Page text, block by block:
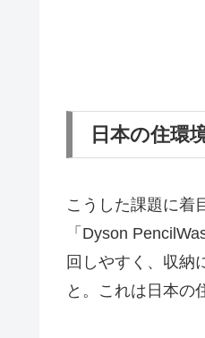
日本の住環
こうした課題に着
「Dyson
回しやすく、収納
と。これは日本の